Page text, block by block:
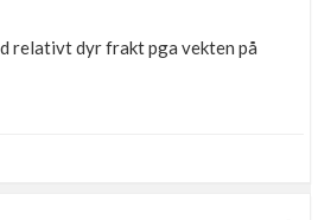
relativt dyr frakt pga vekten på